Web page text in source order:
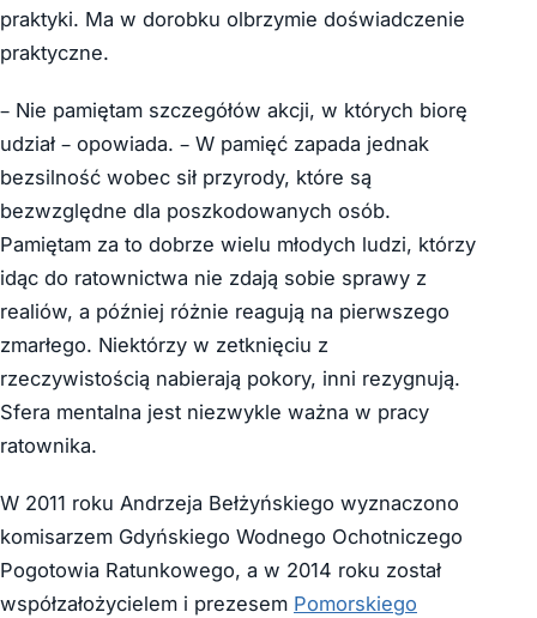
praktyki. Ma w dorobku olbrzymie doświadczenie
praktyczne.
– Nie pamiętam szczegółów akcji, w których biorę
udział – opowiada. – W pamięć zapada jednak
bezsilność wobec sił przyrody, które są
bezwzględne dla poszkodowanych osób.
Pamiętam za to dobrze wielu młodych ludzi, którzy
idąc do ratownictwa nie zdają sobie sprawy z
realiów, a później różnie reagują na pierwszego
zmarłego. Niektórzy w zetknięciu z
rzeczywistością nabierają pokory, inni rezygnują.
Sfera mentalna jest niezwykle ważna w pracy
ratownika.
W 2011 roku Andrzeja Bełżyńskiego wyznaczono
komisarzem Gdyńskiego Wodnego Ochotniczego
Pogotowia Ratunkowego, a w 2014 roku został
współzałożycielem i prezesem Pomorskiego